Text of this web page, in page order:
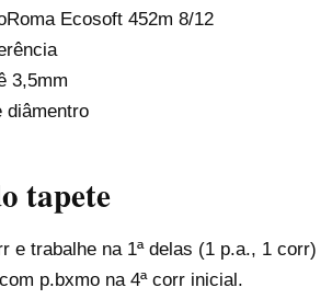
Ecosoft 452m 8/12
3,5mm
diâmentro
tapete
e trabalhe na 1ª delas (1 p.a., 1 corr)
p.bxmo na 4ª corr inicial.